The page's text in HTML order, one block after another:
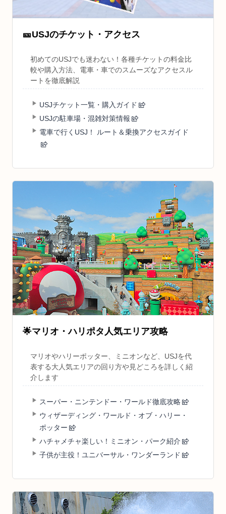
🎫USJのチケット・アクセス
初めてのUSJでも迷わない！各種チケットの料金比
較や購入方法、電車・車でのスムーズなアクセスル
ートを徹底解説
USJチケット一覧・購入ガイド
USJの駐車場・混雑対策情報
電車で行くUSJ！ ルート＆乗換アクセスガイド
🌟マリオ・ハリポタ人気エリア攻略
マリオやハリーポッター、ミニオンなど、USJを代
表する大人気エリアの回り方や見どころを詳しく紹
介します
スーパー・ニンテンドー・ワールド徹底攻略
ウィザーディング・ワールド・オブ・ハリー・
ポッター
ハチャメチャ楽しい！ミニオン・パーク紹介
子供が主役！ユニバーサル・ワンダーランド